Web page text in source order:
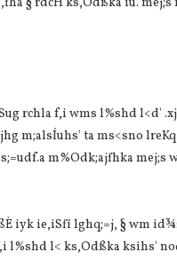
§ rdcH ks,Odßka iu.
rchla f,i wms l%shd l<d'
m;alsÍuhs' ta ms<sno
m%Odk;ajfhka mej;s
iyk ie,iSfï lghq;=j, § wm
l< ks,Odßka ksihs'